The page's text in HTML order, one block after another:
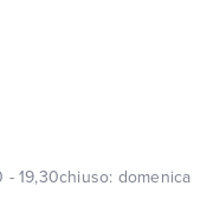
- 19,30chiuso: domenica